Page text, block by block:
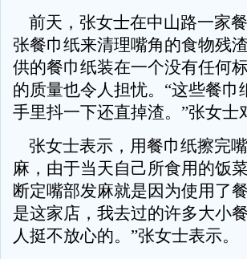
前天，张女士在中山路一家
张餐巾纸来清理嘴角的食物残
供的餐巾纸装在一个没有任何
的质量也令人担忧。“这些餐
手里抖一下还直掉渣。”张女士
张女士表示，用餐巾纸擦完
麻，由于当天自己所食用的饭
断定嘴部发麻就是因为使用了
是这家店，我去过的许多大小
人挺不放心的。”张女士表示。